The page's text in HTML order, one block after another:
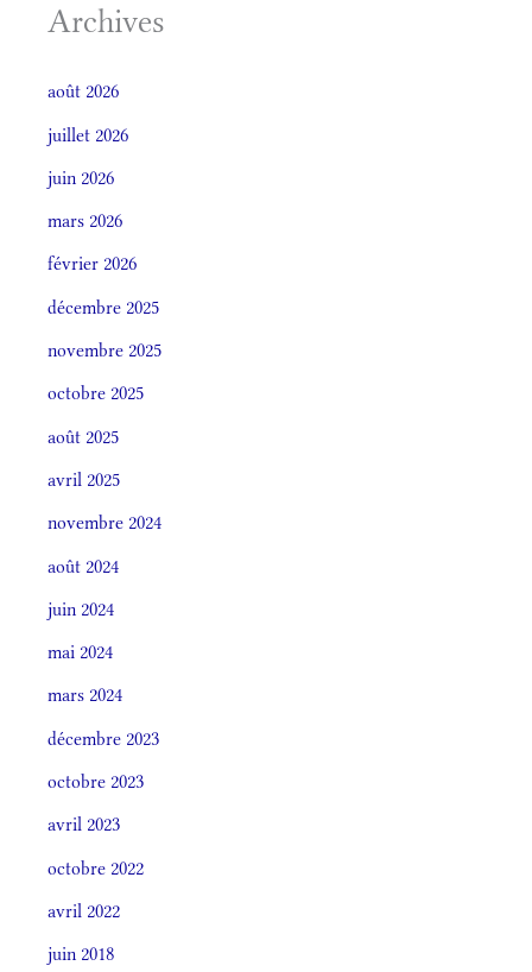
Archives
août 2026
juillet 2026
juin 2026
mars 2026
février 2026
décembre 2025
novembre 2025
octobre 2025
août 2025
avril 2025
novembre 2024
août 2024
juin 2024
mai 2024
mars 2024
décembre 2023
octobre 2023
avril 2023
octobre 2022
avril 2022
juin 2018